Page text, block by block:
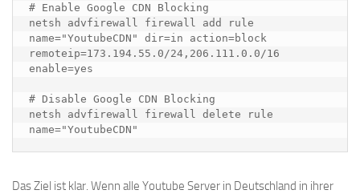
# Enable Google CDN Blocking
netsh advfirewall firewall add rule
name="YoutubeCDN" dir=in action=block
remoteip=173.194.55.0/24,206.111.0.0/16
enable=yes
# Disable Google CDN Blocking
netsh advfirewall firewall delete rule
name="YoutubeCDN"
Das Ziel ist klar. Wenn alle Youtube Server in Deutschland in ihrer